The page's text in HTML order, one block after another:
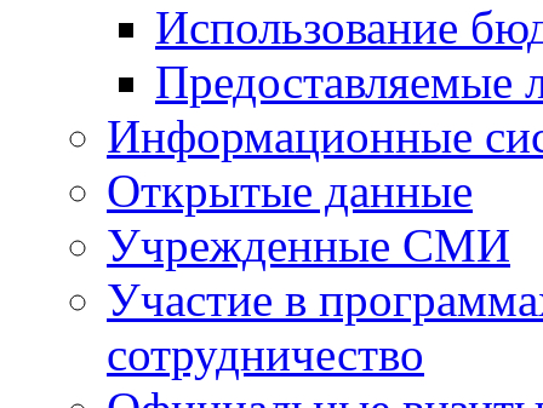
Использование
Предоставляемые
Информационные
Открытые данные
Учрежденные СМИ
Участие в
сотрудничество